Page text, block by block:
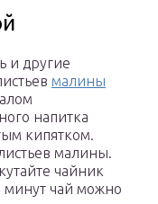
и другие
малины
напитка
кипятком.
малины.
чайник
минут чай можно